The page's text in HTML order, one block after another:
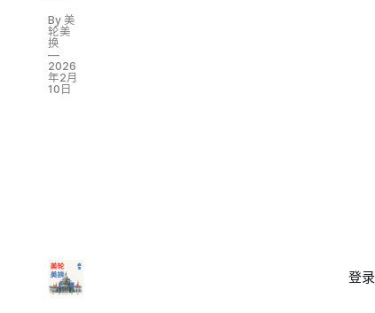
By 美
轮美
换
2026
年2月
10日
登录